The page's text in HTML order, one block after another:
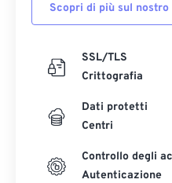
Scopri di più sul
SSL/TLS
Crittografia
Dati protetti
Centri
Controllo degli
Autenticazione